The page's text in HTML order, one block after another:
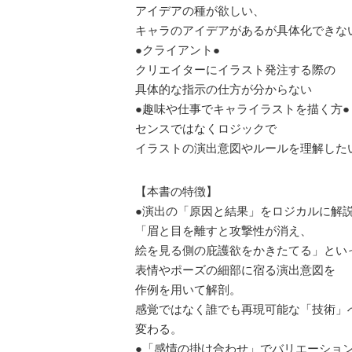
アイデアの種が欲しい、
キャラのアイデアがあるが具体化できな
●クライアント●
クリエイターにイラスト発注する際の
具体的な指示の仕方が分からない
●趣味や仕事でキャライラストを描く方●
センスではなくロジックで
イラストの演出意図やルールを理解した
【本書の特徴】
●演出の「原因と結果」をロジカルに解
「眉と目を離すと攻撃性が消え、
絵を見る側の庇護欲をかきたてる」とい
表情やポーズの細部に宿る演出意図を
作例を用いて解剖。
感覚ではなく誰でも再現可能な「技術」
変わる。
●「感情の掛け合わせ」でバリエーショ